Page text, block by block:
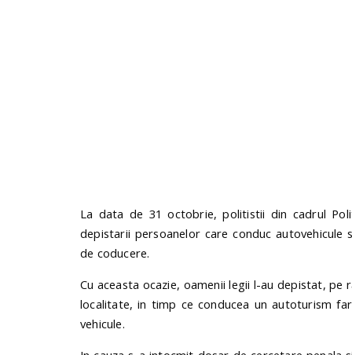
La data de 31 octobrie, politistii din cadrul
depistarii persoanelor care conduc
de coducere.
Cu aceasta ocazie, oamenii legii l-au depistat,
localitate, in timp ce conducea un autoturism
vehicule.